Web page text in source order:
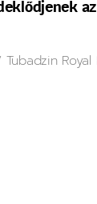
Royal